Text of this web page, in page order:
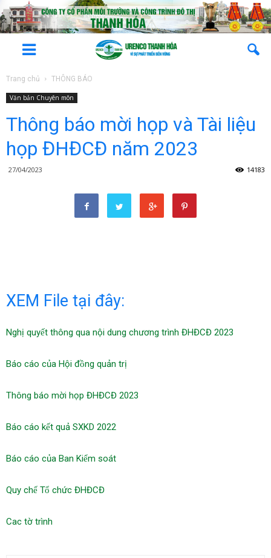
Trang chủ THÔNG BÁO
Văn bản Chuyên môn
Thông báo mời họp và Tài liệu
họp ĐHĐCĐ năm 2023
27/04/2023 14183
XEM File tại đây:
Nghị quyết thông qua nội dung chương trình ĐHĐCĐ 2023
Báo cáo của Hội đồng quản trị
Thông báo mời họp ĐHĐCĐ 2023
Báo cáo kết quả SXKD 2022
Báo cáo của Ban Kiểm soát
Quy chế Tổ chức ĐHĐCĐ
Cac tờ trình